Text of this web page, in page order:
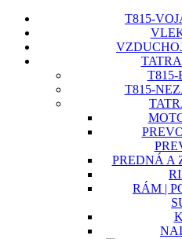
T815-
TATRA
T815-
T815-
PREDNÁ A
RÁM |